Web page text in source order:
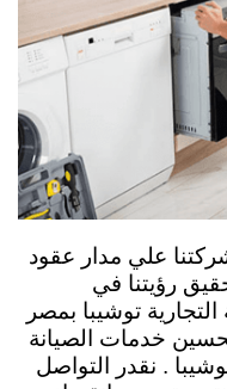
علي مدار عقود
رؤيتنا في
توشيبا بمصر
خدمات الصيانة
. نقدر التواصل